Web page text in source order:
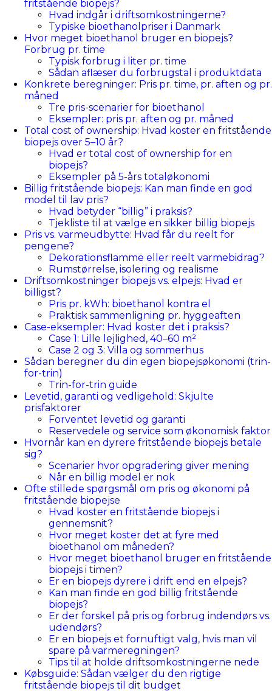
fritstående biopejs?
Hvad indgår i driftsomkostningerne?
Typiske bioethanolpriser i Danmark
Hvor meget bioethanol bruger en biopejs?
Forbrug pr. time
Typisk forbrug i liter pr. time
Sådan aflæser du forbrugstal i produktdata
Konkrete beregninger: Pris pr. time, pr. aften og pr.
måned
Tre pris-scenarier for bioethanol
Eksempler: pris pr. aften og pr. måned
Total cost of ownership: Hvad koster en fritstående
biopejs over 5–10 år?
Hvad er total cost of ownership for en
biopejs?
Eksempler på 5-års totaløkonomi
Billig fritstående biopejs: Kan man finde en god
model til lav pris?
Hvad betyder “billig” i praksis?
Tjekliste til at vælge en sikker billig biopejs
Pris vs. varmeudbytte: Hvad får du reelt for
pengene?
Dekorationsflamme eller reelt varmebidrag?
Rumstørrelse, isolering og realisme
Driftsomkostninger biopejs vs. elpejs: Hvad er
billigst?
Pris pr. kWh: bioethanol kontra el
Praktisk sammenligning pr. hyggeaften
Case-eksempler: Hvad koster det i praksis?
Case 1: Lille lejlighed, 40–60 m²
Case 2 og 3: Villa og sommerhus
Sådan beregner du din egen biopejsøkonomi (trin-
for-trin)
Trin-for-trin guide
Levetid, garanti og vedligehold: Skjulte
prisfaktorer
Forventet levetid og garanti
Reservedele og service som økonomisk faktor
Hvornår kan en dyrere fritstående biopejs betale
sig?
Scenarier hvor opgradering giver mening
Når en billig model er nok
Ofte stillede spørgsmål om pris og økonomi på
fritstående biopejse
Hvad koster en fritstående biopejs i
gennemsnit?
Hvor meget koster det at fyre med
bioethanol om måneden?
Hvor meget bioethanol bruger en fritstående
biopejs i timen?
Er en biopejs dyrere i drift end en elpejs?
Kan man finde en god billig fritstående
biopejs?
Er der forskel på pris og forbrug indendørs vs.
udendørs?
Er en biopejs et fornuftigt valg, hvis man vil
spare på varmeregningen?
Tips til at holde driftsomkostningerne nede
Købsguide: Sådan vælger du den rigtige
fritstående biopejs til dit budget